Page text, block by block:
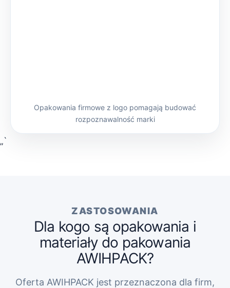
Opakowania firmowe z logo pomagają budować
rozpoznawalność marki
„`
ZASTOSOWANIA
Dla kogo są opakowania i
materiały do pakowania
AWIHPACK?
Oferta AWIHPACK jest przeznaczona dla firm,